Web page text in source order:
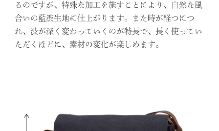
るのですが、特殊な加工を施すことにより、自然な風
合いの藍渋生地に仕上がります。また時が経つにつ
れ、渋が深く変わっていくのが特長で、長く使ってい
ただくほどに、素材の変化が楽しめます。